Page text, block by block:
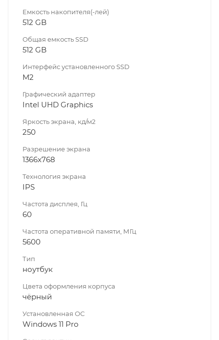
Емкость накопителя(-лей)
512 GB
Общая емкость SSD
512 GB
Интерфейс установленного SSD
M2
Графический адаптер
Intel UHD Graphics
Яркость экрана, кд/м2
250
Разрешение экрана
1366x768
Технология экрана
IPS
Частота дисплея, Гц
60
Частота оперативной памяти, МГц
5600
Тип
ноутбук
Цвета оформления корпуса
чёрный
Установленная ОС
Windows 11 Pro